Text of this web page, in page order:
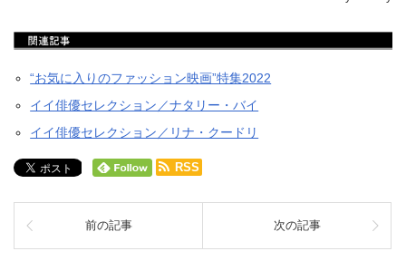
“お気に入りのファッション映画”特集2022
イイ俳優セレクション／ナタリー・バイ
イイ俳優セレクション／リナ・クードリ
RSS
前の記事 次の記事